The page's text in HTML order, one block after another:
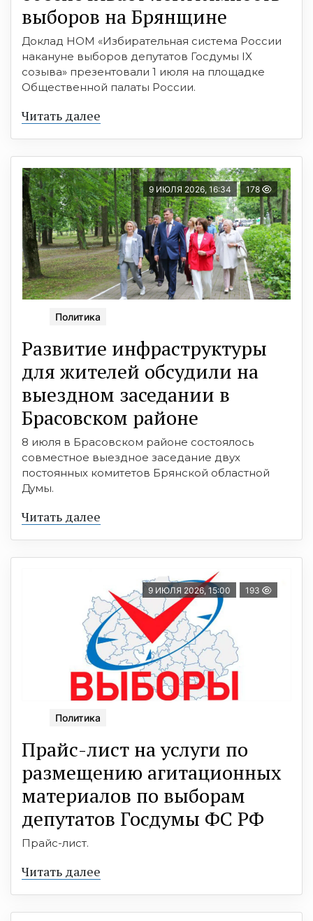
выборов на Брянщине
Доклад НОМ «Избирательная система России
накануне выборов депутатов Госдумы IX
созыва» презентовали 1 июля на площадке
Общественной палаты России.
Читать далее
9 ИЮЛЯ 2026, 16:34 178
Политика
Развитие инфраструктуры
для жителей обсудили на
выездном заседании в
Брасовском районе
8 июля в Брасовском районе состоялось
совместное выездное заседание двух
постоянных комитетов Брянской областной
Думы.
Читать далее
9 ИЮЛЯ 2026, 15:00 193
Политика
Прайс-лист на услуги по
размещению агитационных
материалов по выборам
депутатов Госдумы ФС РФ
Прайс-лист.
Читать далее